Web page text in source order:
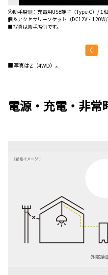
Ⓐ助手席側：充電用USB端子（Type-C）/１
個＆アクセサリーソケット（DC12V・120W/
■写真は助手席側です。
■写真はZ（4WD）。
電源・充電・非常